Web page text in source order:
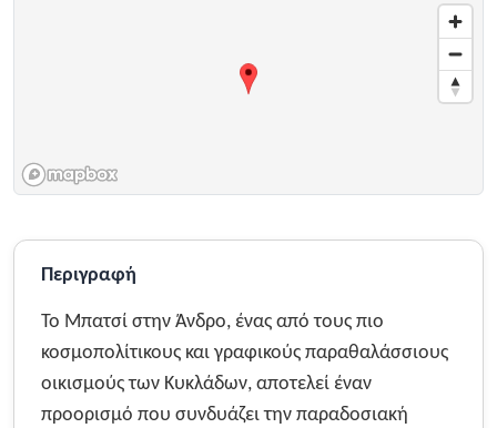
Περιγραφή
Το Μπατσί στην Άνδρο, ένας από τους πιο
κοσμοπολίτικους και γραφικούς παραθαλάσσιους
οικισμούς των Κυκλάδων, αποτελεί έναν
προορισμό που συνδυάζει την παραδοσιακή